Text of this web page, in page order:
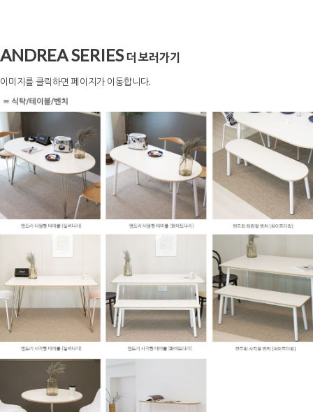
ANDREA SERIES 더 보러가기
이미지를 클릭하면 페이지가 이동합니다.